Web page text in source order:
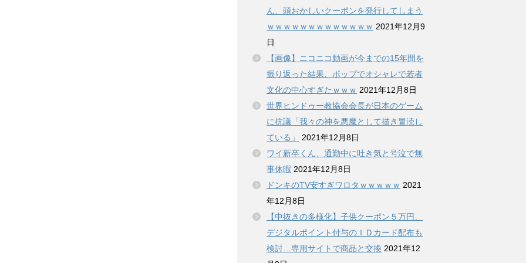
ん、頭おかしいクーポンを発行してしまう
ｗｗｗｗｗｗｗｗｗｗｗｗｗ 2021年12月9
日
【画像】ニコニコ動画が今までの15年間を
振り返った結果、ポップでオシャレで若者
文化の中心すぎたｗｗｗ 2021年12月8日
世界ヒンドゥー教協会会長が日本のゲーム
に抗議「我々の神を悪魔として描き冒涜し
ている」
2021年12月8日
ワイ新卒くん、通勤中に吐き気と号泣で無
事休暇 2021年12月8日
ドンキのTV安すぎワロタｗｗｗｗｗ 2021
年12月8日
【中抜きの多様化】子供クーポン５万円、
デジタルポイント付与のＩＤカード配布も
検討…専用サイトで商品と交換 2021年12